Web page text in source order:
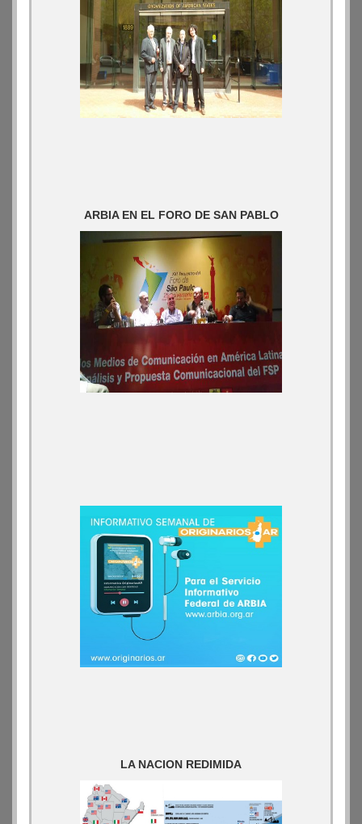
ARBIA EN EL FORO DE SAN PABLO
LA NACION REDIMIDA